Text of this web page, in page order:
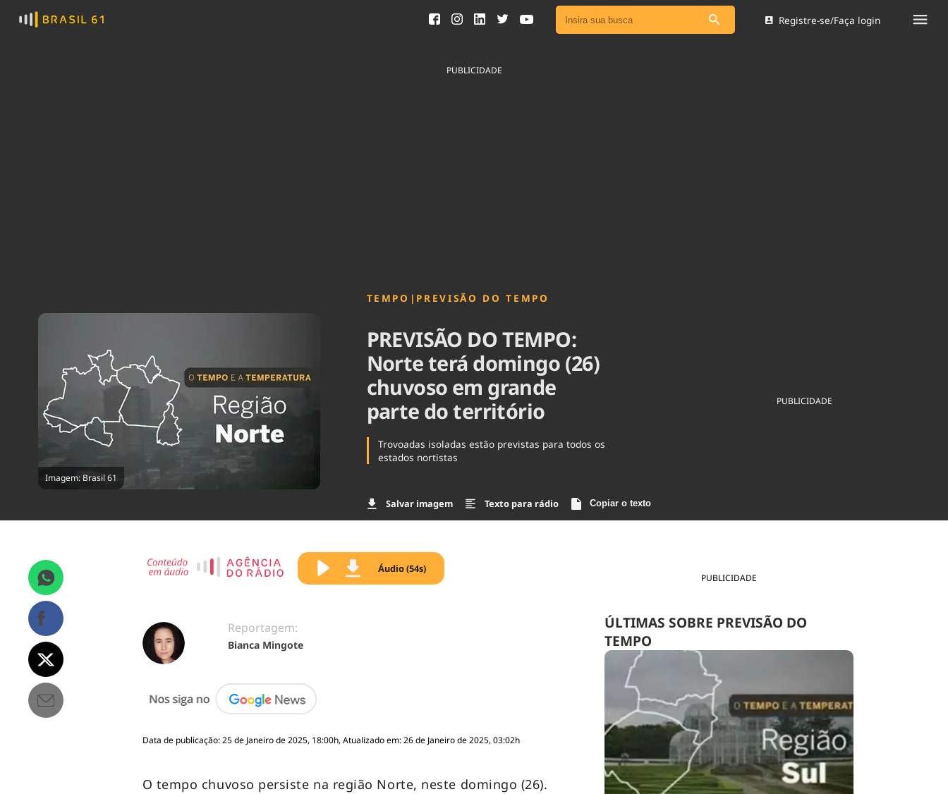
Ver todas as notícias
Brasil Mineral
Ciência & Tecnologia
Registre-se/Faça login
PUBLICIDADE
Imagem: Brasil 61
TEMPO | PREVISÃO DO TEMPO
PREVISÃO DO TEMPO:
Norte terá domingo (26)
chuvoso em grande
parte do território
Trovoadas isoladas estão previstas para todos os
estados nortistas
Salvar imagem Texto para rádio Copiar o texto
PUBLICIDADE
PUBLICIDADE
ÚLTIMAS SOBRE PREVISÃO DO
TEMPO
Áudio (54s)
Reportagem:
Bianca Mingote
Data de publicação: 25 de Janeiro de 2025, 18:00h, Atualizado em: 26 de Janeiro de 2025, 03:02h
O tempo chuvoso persiste na região Norte, neste domingo (26).